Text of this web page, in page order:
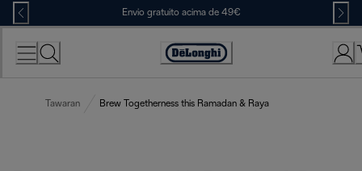
Skip
to
Content
Envio gratuito acima de 49€
Accessibility
Tawaran Brew Togetherness this Ramadan & Raya